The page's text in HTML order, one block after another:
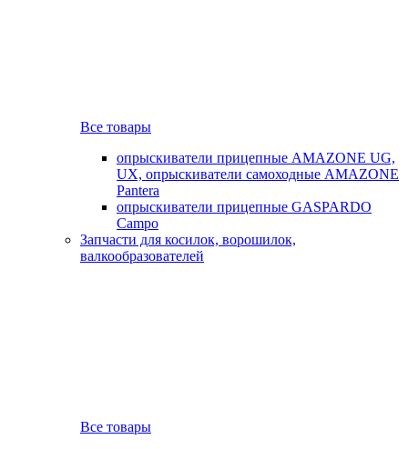
Все товары
опрыскиватели прицепные AMAZONE UG,
UX, опрыскиватели самоходные AMAZONE
Pantera
опрыскиватели прицепные GASPARDO
Campo
Запчасти для косилок, ворошилок,
валкообразователей
Все товары